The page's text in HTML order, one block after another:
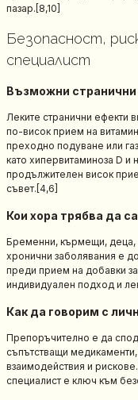
пазар.[8,10]
Безопасност,
специалист
Възможни странични
Леките странични ефекти
по-висок прием на
преходно подуване или
като хипервитаминоза D
продължителен висок
съвет.[4,6]
Кои хора трябва да
Бременни, кърмещи, деца,
хронични заболявания е
преди прием на добавки
индивидуален подход и
Как да говорим с
Препоръчително е да
съпътстващи медикаменти,
взаимодействия и
специалист е ключ към